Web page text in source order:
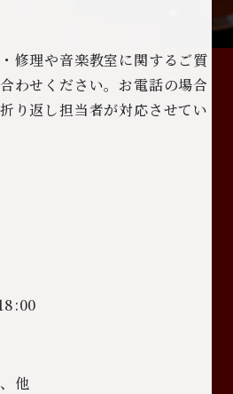
修理や音楽教室に関するご質
わせください。お電話の場合
り返し担当者が対応させてい
他